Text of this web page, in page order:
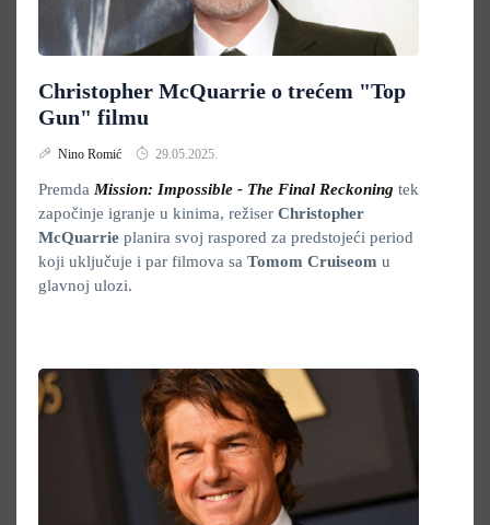
Christopher McQuarrie o trećem "Top
Gun" filmu
Nino Romić 29.05.2025.
Premda Mission: Impossible - The Final Reckoning tek
započinje igranje u kinima, režiser Christopher
McQuarrie planira svoj raspored za predstojeći period
koji uključuje i par filmova sa Tomom Cruiseom u
glavnoj ulozi.